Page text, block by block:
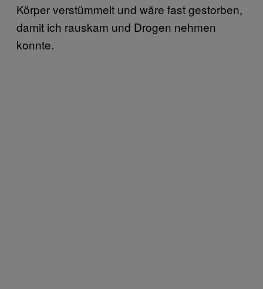
Körper verstümmelt und wäre fast gestorben,
damit ich rauskam und Drogen nehmen
konnte.